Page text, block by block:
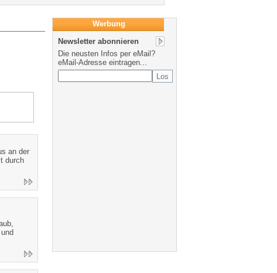
an der
durch
Werbung
Newsletter abonnieren
Die neusten Infos per eMail?
eMail-Adresse eintragen...